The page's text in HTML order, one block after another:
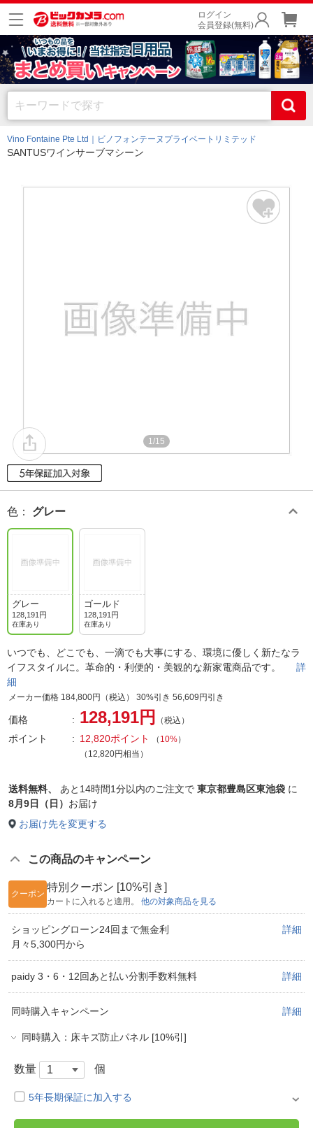
ログイン
会員登録(無料)
Vino Fontaine Pte Ltd｜ビノフォンテーヌプライベートリミテッド
SANTUSワインサーブマシーン
1/15
色 ： グレー
グレー
128,191円
在庫あり
ゴールド
128,191円
在庫あり
いつでも、どこでも、一滴でも大事にする、環境に優しく新たなラ
イフスタイルに。革命的・利便的・美観的な新家電商品です。 詳
細
メーカー価格 184,800円（税込） 30%引き 56,609円引き
価格 128,191円 （税込）
ポイント 12,820ポイント （ 10%）
（12,820円相当）
送料無料、 あと 14時間1分以内のご注文で 東京都豊島区東池袋 に
8月9日（日） お届け
お届け先を変更する
この商品のキャンペーン
クーポン
特別クーポン [10%引き]
カートに入れると適用。 他の対象商品を見る
ショッピングローン24回まで無金利
月々5,300円から
詳細
paidy 3・6・12回あと払い分割手数料無料 詳細
同時購入キャンペーン 詳細
同時購入：床キズ防止パネル [10%引]
数量 個
5年長期保証に加入する